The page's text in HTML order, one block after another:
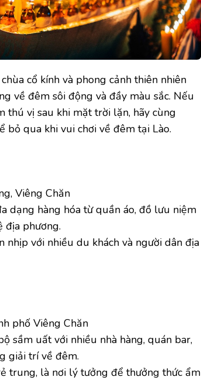
cổ kính và phong cảnh thiên nhiên
về đêm sôi động và đầy màu sắc. Nếu
thú vị sau khi mặt trời lặn, hãy cùng
qua khi vui chơi về đêm tại Lào.
Viêng Chăn
dạng hàng hóa từ quần áo, đồ lưu niệm
địa phương.
nhịp với nhiều du khách và người dân địa
phố Viêng Chăn
sầm uất với nhiều nhà hàng, quán bar,
giải trí về đêm.
trung, là nơi lý tưởng để thưởng thức ẩm